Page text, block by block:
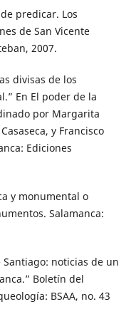
predicar. Los
de San Vicente
2007.
divisas de los
En El poder de la
por Margarita
y Francisco
Ediciones
y monumental o
Salamanca:
Santiago: noticias de un
Boletín del
BSAA, no. 43